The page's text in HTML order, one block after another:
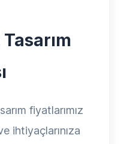
fiyatlarımız
ihtiyaçlarınıza